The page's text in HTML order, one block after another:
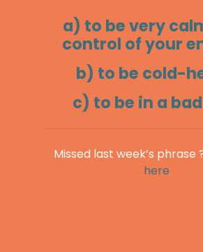
a) to be very
control of your
b) to be cold-
c) to be in a
Missed last week’s phrase
here